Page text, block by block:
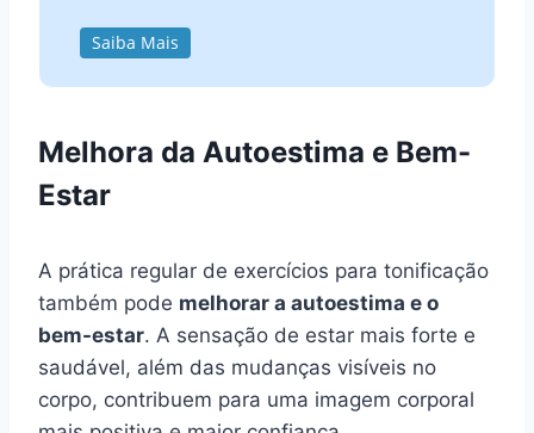
Saiba Mais
Melhora da Autoestima e Bem-
Estar
A prática regular de exercícios para tonificação
também pode melhorar a autoestima e o
bem-estar. A sensação de estar mais forte e
saudável, além das mudanças visíveis no
corpo, contribuem para uma imagem corporal